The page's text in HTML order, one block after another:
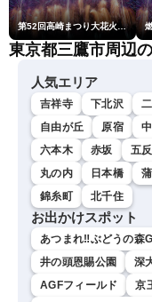
第52回高崎まつり大花火大会
東京都三鷹市周辺
人気エリア
吉祥寺 下北沢
自由が丘
原宿
六本木
赤坂 五
丸の内
日本橋
錦糸町
北千住
お出かけスポット
あつまれ‼ぶどうの森
井の頭恩賜公園
深
AGFフィールド
京